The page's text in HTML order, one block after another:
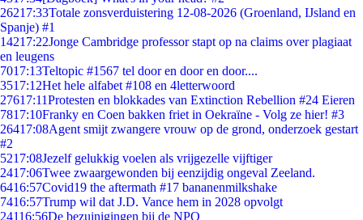
26217:33Totale zonsverduistering 12-08-2026 (Groenland, IJsland en
Spanje) #1
14217:22Jonge Cambridge professor stapt op na claims over plagiaat
en leugens
7017:13Teltopic #1567 tel door en door en door....
3517:12Het hele alfabet #108 en 4letterwoord
27617:11Protesten en blokkades van Extinction Rebellion #24 Eieren
7817:10Franky en Coen bakken friet in Oekraïne - Volg ze hier! #3
26417:08Agent smijt zwangere vrouw op de grond, onderzoek gestart
#2
5217:08Jezelf gelukkig voelen als vrijgezelle vijftiger
2417:06Twee zwaargewonden bij eenzijdig ongeval Zeeland.
6416:57Covid19 the aftermath #17 bananenmilkshake
7416:57Trump wil dat J.D. Vance hem in 2028 opvolgt
24116:56De bezuinigingen bij de NPO